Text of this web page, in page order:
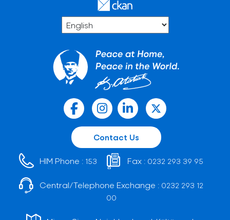
Contact Us
HIM Phone : 153 Fax : 0232 293 39 95
Central/Telephone Exchange : 0232 293 12
00